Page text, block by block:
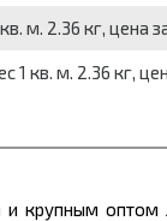
м. 2.36 кг, цена
1 кв. м. 2.36 кг,
и крупным